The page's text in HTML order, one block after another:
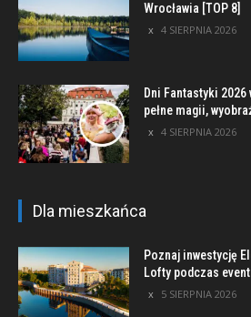
Wrocławia [TOP 8]
4 SIERPNIA 2026
Dni Fantastyki 2026
pełne magii,
4 SIERPNIA 2026
Dla mieszkańca
Poznaj inwestycję
Lofty podczas
5 SIERPNIA 2026